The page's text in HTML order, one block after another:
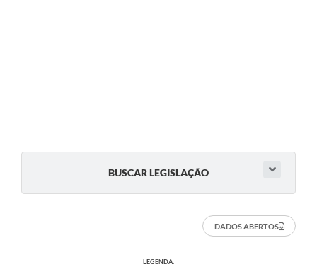
BUSCAR LEGISLAÇÃO
DADOS ABERTOS
LEGENDA: